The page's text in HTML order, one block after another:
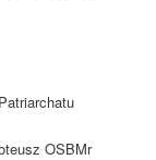
OSBMr